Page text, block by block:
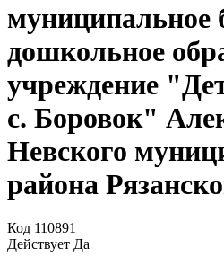
муниципальное
дошкольное
учреждение
с. Боровок"
Невского
района
Код 110891
Действует Да